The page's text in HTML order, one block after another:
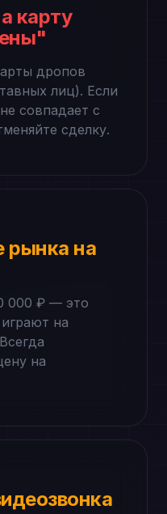
карту
дропов
лиц). Если
совпадает с
сделку.
рынка на
000 ₽ — это
на
на